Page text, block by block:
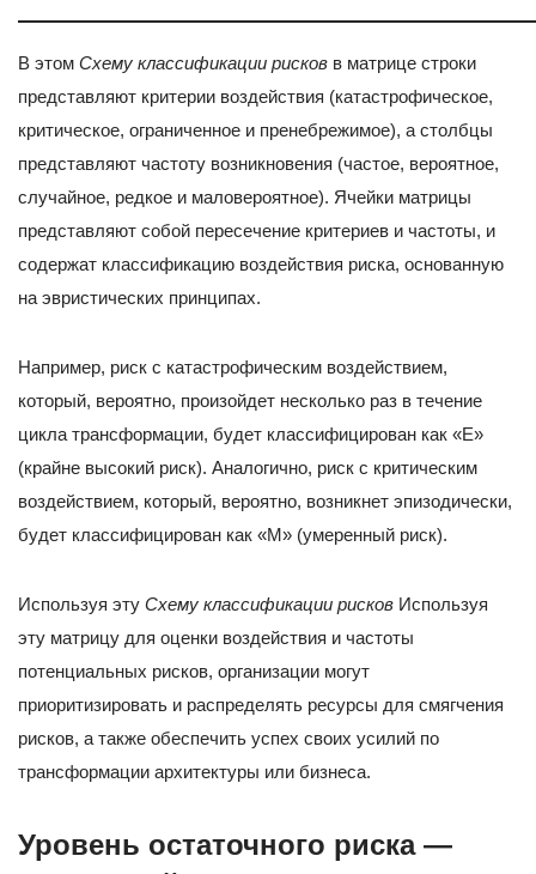
В этом Схему классификации рисков в матрице строки
представляют критерии воздействия (катастрофическое,
критическое, ограниченное и пренебрежимое), а столбцы
представляют частоту возникновения (частое, вероятное,
случайное, редкое и маловероятное). Ячейки матрицы
представляют собой пересечение критериев и частоты, и
содержат классификацию воздействия риска, основанную
на эвристических принципах.
Например, риск с катастрофическим воздействием,
который, вероятно, произойдет несколько раз в течение
цикла трансформации, будет классифицирован как «E»
(крайне высокий риск). Аналогично, риск с критическим
воздействием, который, вероятно, возникнет эпизодически,
будет классифицирован как «M» (умеренный риск).
Используя эту Схему классификации рисков Используя
эту матрицу для оценки воздействия и частоты
потенциальных рисков, организации могут
приоритизировать и распределять ресурсы для смягчения
рисков, а также обеспечить успех своих усилий по
трансформации архитектуры или бизнеса.
Уровень остаточного риска —